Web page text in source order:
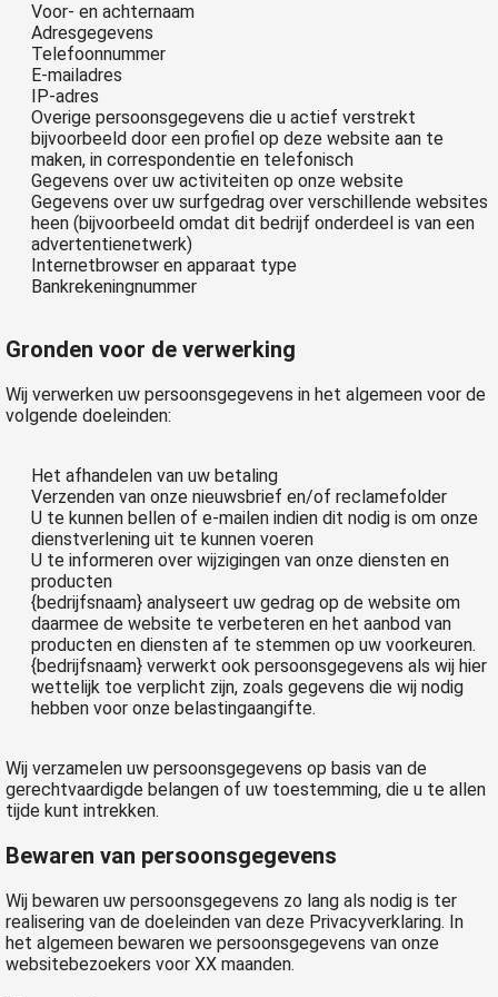
Voor- en achternaam
Adresgegevens
Telefoonnummer
E-mailadres
IP-adres
Overige persoonsgegevens die u actief verstrekt
bijvoorbeeld door een profiel op deze website aan te
maken, in correspondentie en telefonisch
Gegevens over uw activiteiten op onze website
Gegevens over uw surfgedrag over verschillende websites
heen (bijvoorbeeld omdat dit bedrijf onderdeel is van een
advertentienetwerk)
Internetbrowser en apparaat type
Bankrekeningnummer
Gronden voor de verwerking
Wij verwerken uw persoonsgegevens in het algemeen voor de
volgende doeleinden:
Het afhandelen van uw betaling
Verzenden van onze nieuwsbrief en/of reclamefolder
U te kunnen bellen of e-mailen indien dit nodig is om onze
dienstverlening uit te kunnen voeren
U te informeren over wijzigingen van onze diensten en
producten
{bedrijfsnaam} analyseert uw gedrag op de website om
daarmee de website te verbeteren en het aanbod van
producten en diensten af te stemmen op uw voorkeuren.
{bedrijfsnaam} verwerkt ook persoonsgegevens als wij hier
wettelijk toe verplicht zijn, zoals gegevens die wij nodig
hebben voor onze belastingaangifte.
Wij verzamelen uw persoonsgegevens op basis van de
gerechtvaardigde belangen of uw toestemming, die u te allen
tijde kunt intrekken.
Bewaren van persoonsgegevens
Wij bewaren uw persoonsgegevens zo lang als nodig is ter
realisering van de doeleinden van deze Privacyverklaring. In
het algemeen bewaren we persoonsgegevens van onze
websitebezoekers voor XX maanden.